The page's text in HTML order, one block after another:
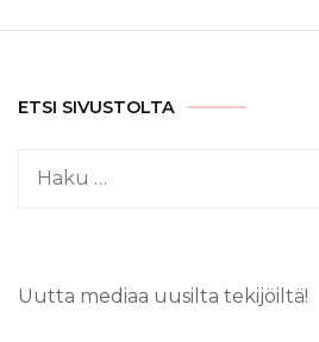
ETSI SIVUSTOLTA
Haku:
Uutta mediaa uusilta tekijöiltä!